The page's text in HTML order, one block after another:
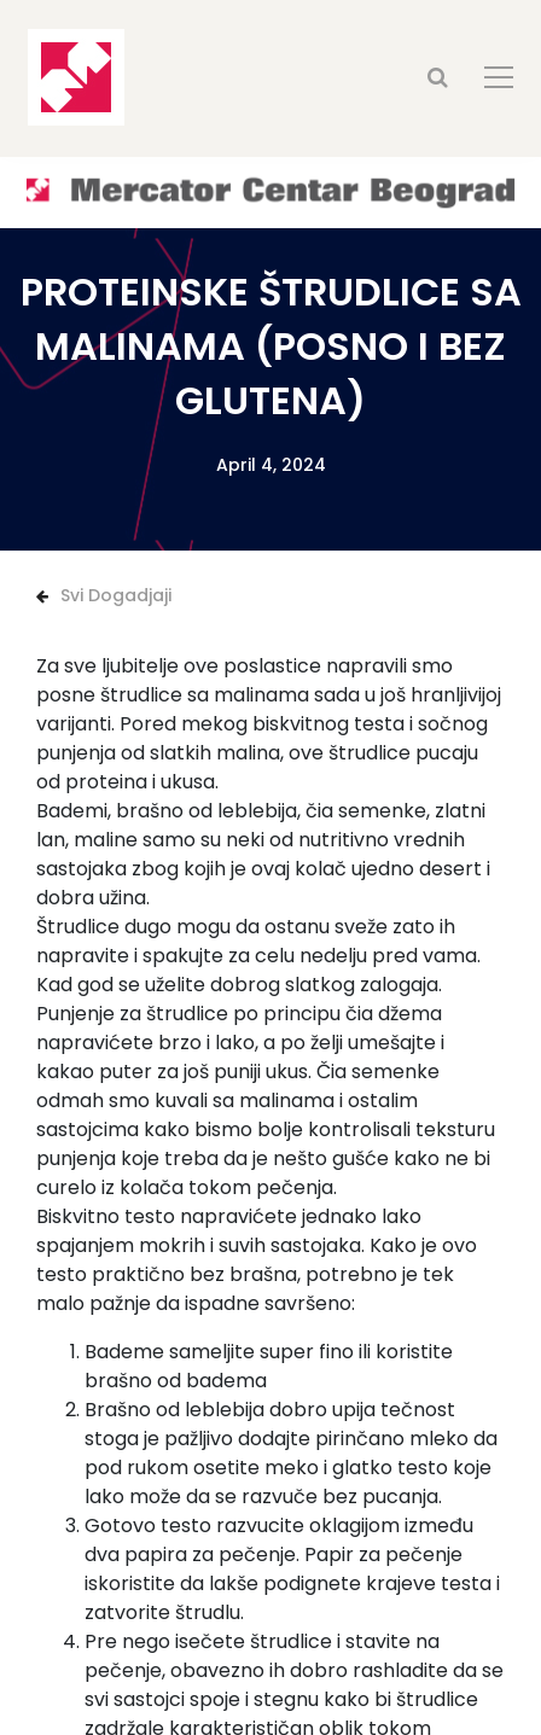
PROTEINSKE ŠTRUDLICE SA
MALINAMA (POSNO I BEZ
GLUTENA)
April 4, 2024
Svi Dogadjaji
Za sve ljubitelje ove poslastice napravili smo
posne štrudlice sa malinama sada u još hranljivijoj
varijanti. Pored mekog biskvitnog testa i sočnog
punjenja od slatkih malina, ove štrudlice pucaju
od proteina i ukusa.
Bademi, brašno od leblebija, čia semenke, zlatni
lan, maline samo su neki od nutritivno vrednih
sastojaka zbog kojih je ovaj kolač ujedno desert i
dobra užina.
Štrudlice dugo mogu da ostanu sveže zato ih
napravite i spakujte za celu nedelju pred vama.
Kad god se uželite dobrog slatkog zalogaja.
Punjenje za štrudlice po principu čia džema
napravićete brzo i lako, a po želji umešajte i
kakao puter za još puniji ukus. Čia semenke
odmah smo kuvali sa malinama i ostalim
sastojcima kako bismo bolje kontrolisali teksturu
punjenja koje treba da je nešto gušće kako ne bi
curelo iz kolača tokom pečenja.
Biskvitno testo napravićete jednako lako
spajanjem mokrih i suvih sastojaka. Kako je ovo
testo praktično bez brašna, potrebno je tek
malo pažnje da ispadne savršeno:
Bademe sameljite super fino ili koristite
brašno od badema
Brašno od leblebija dobro upija tečnost
stoga je pažljivo dodajte pirinčano mleko da
pod rukom osetite meko i glatko testo koje
lako može da se razvuče bez pucanja.
Gotovo testo razvucite oklagijom između
dva papira za pečenje. Papir za pečenje
iskoristite da lakše podignete krajeve testa i
zatvorite štrudlu.
Pre nego isečete štrudlice i stavite na
pečenje, obavezno ih dobro rashladite da se
svi sastojci spoje i stegnu kako bi štrudlice
zadržale karakterističan oblik tokom